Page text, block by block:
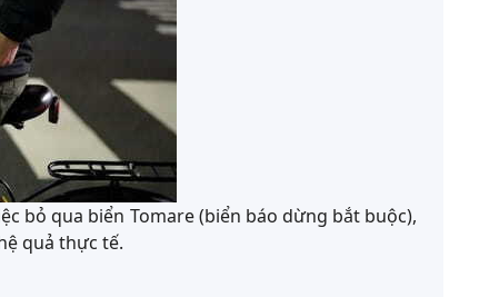
bỏ qua biển Tomare (biển báo dừng bắt buộc),
quả thực tế.